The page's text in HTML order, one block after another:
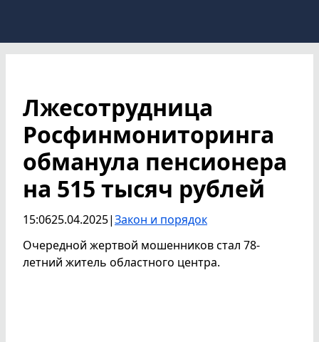
Лжесотрудница
Росфинмониторинга
обманула пенсионера
на 515 тысяч рублей
15:0625.04.2025|Закон и порядок
Очередной жертвой мошенников стал 78-
летний житель областного центра.